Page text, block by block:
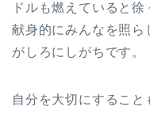
ドルも燃えていると
献身的にみんなを照ら
がしろにしがちです。
自分を大切にするこ